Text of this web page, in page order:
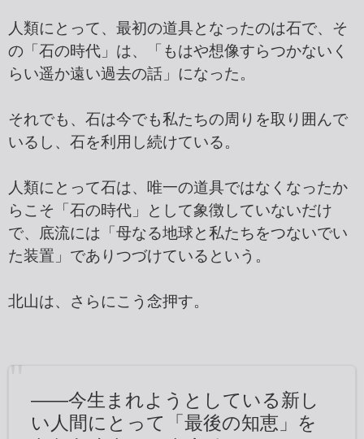
人類にとって、最初の道具となったのは石で、そ
の「石の時代」は、「もはや想像すらつかないく
らい遥か遠い過去の話」になった。
それでも、石は今でも私たちの周りを取り囲んで
いるし、石を利用し続けている。
人類にとって石は、唯一の道具ではなくなったか
らこそ「石の時代」として象徴していないだけ
で、底流には「母なる地球と私たちをつないでい
た装置」でありつづけているという。
北山は、さらにこう念押す。
――今生まれようとしている新し
い人間にとって「最後の知恵」を